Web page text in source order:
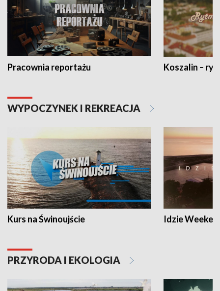
Pracownia reportażu Koszalin –
WYPOCZYNEK I REKREACJA
Kurs na Świnoujście Idzie
PRZYRODA I EKOLOGIA